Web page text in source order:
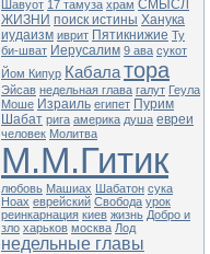
Шавуот 17 тамуза храм СМЫСЛ
ЖИЗНИ поиск истины Ханука
иудаизм иврит Пятикнижие Ту
би-шват Иерусалим 9 ава сукот
Йом Кипур Кабалатора
Эйсав недельная глава галут Геула
Моше Израиль египет Пурим
Шабат рига америка душа евреи
человек Молитва
М.М.Гитик
любовь Машиах Шабатон сука
Ноах еврейский Свобода урок
реинкарнация киев жизнь Добро и
зло харьков москва Лод
недельные главы